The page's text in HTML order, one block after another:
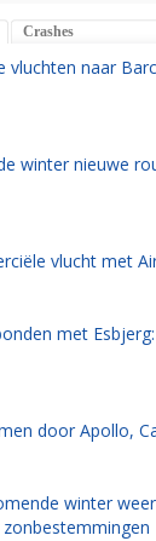
Crashes
vluchten naar
winter nieuwe
vlucht met
met
door Apollo,
winter weer